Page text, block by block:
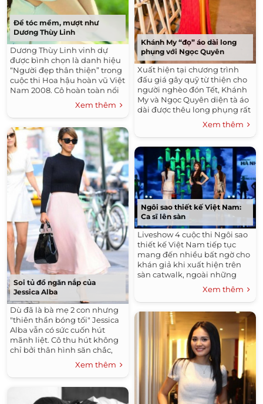
Để tóc mềm, mượt như
Dương Thùy Linh
Dương Thùy Linh vinh dự
được bình chọn là danh hiệu
“Người đẹp thân thiện” trong
cuộc thi Hoa hậu hoàn vũ Việt
Nam 2008. Cô hoàn toàn nổi
bật và chinh phục khán giả,
ban giám khảo không những
bởi...
Xem thêm
Soi tủ đồ ngăn nắp của
Jessica Alba
Dù đã là bà mẹ 2 con nhưng
"thiên thần bóng tối" Jessica
Alba vẫn có sức cuốn hút
mãnh liệt. Cô thu hút không
chỉ bởi thân hình săn chắc,
gợi cảm mà nữ diễn viễn tài
năng này còn khiến bao
người...
Xem thêm
Khánh My “đọ” áo dài long
phụng với Ngọc Quyên
Xuất hiện tại chương trình
đấu giá gây quỹ từ thiện cho
người nghèo đón Tết, Khánh
My và Ngọc Quyên diện tà áo
dài được thêu long phụng rất
nổi bật của NTK Thuận Việt.
Cả hai liên tiếp được...
Xem thêm
Ngôi sao thiết kế Việt Nam:
Ca sĩ lên sàn
Liveshow 4 cuộc thi Ngôi sao
thiết kế Việt Nam tiếp tục
mang đến nhiều bất ngờ cho
khán giả khi xuất hiện trên
sàn catwalk, ngoài những
người mẫu chuyên nghiệp,
còn có các ca sĩ, diễn viên nổi
tiếng....
Xem thêm